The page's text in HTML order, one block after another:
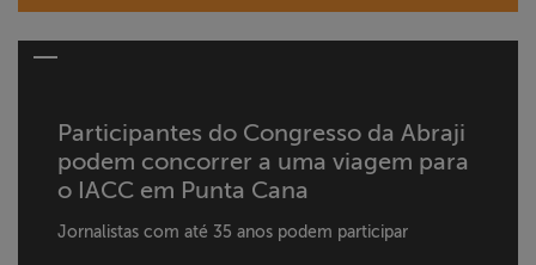
Participantes do Congresso da Abraji
podem concorrer a uma viagem para
o IACC em Punta Cana
Jornalistas com até 35 anos podem participar